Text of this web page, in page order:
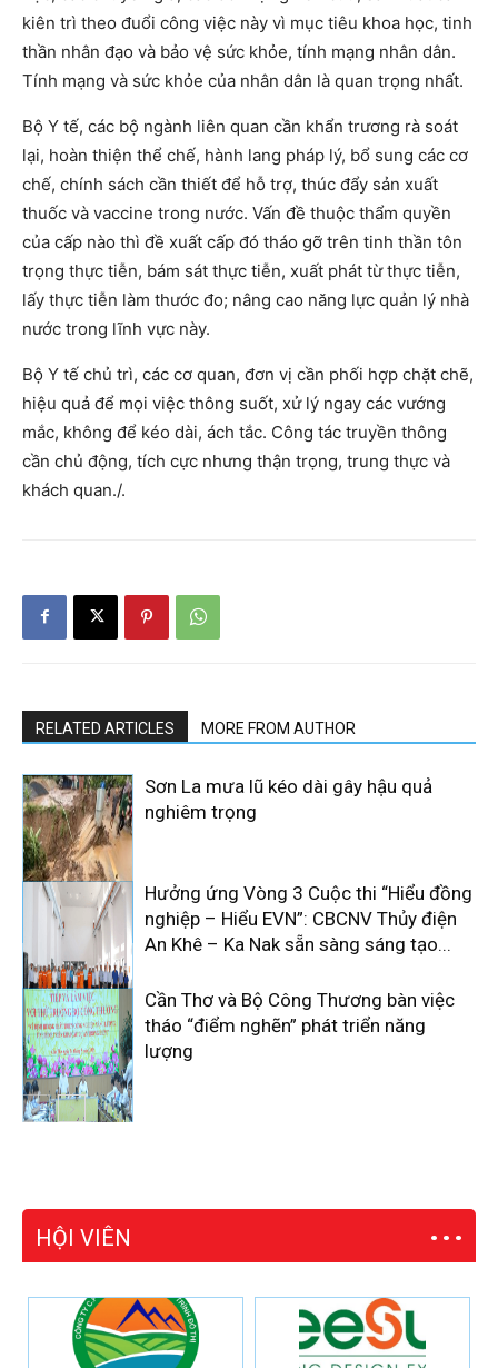
kiên trì theo đuổi công việc này vì mục tiêu khoa học, tinh
thần nhân đạo và bảo vệ sức khỏe, tính mạng nhân dân.
Tính mạng và sức khỏe của nhân dân là quan trọng nhất.
Bộ Y tế, các bộ ngành liên quan cần khẩn trương rà soát
lại, hoàn thiện thể chế, hành lang pháp lý, bổ sung các cơ
chế, chính sách cần thiết để hỗ trợ, thúc đẩy sản xuất
thuốc và vaccine trong nước. Vấn đề thuộc thẩm quyền
của cấp nào thì đề xuất cấp đó tháo gỡ trên tinh thần tôn
trọng thực tiễn, bám sát thực tiễn, xuất phát từ thực tiễn,
lấy thực tiễn làm thước đo; nâng cao năng lực quản lý nhà
nước trong lĩnh vực này.
Bộ Y tế chủ trì, các cơ quan, đơn vị cần phối hợp chặt chẽ,
hiệu quả để mọi việc thông suốt, xử lý ngay các vướng
mắc, không để kéo dài, ách tắc. Công tác truyền thông
cần chủ động, tích cực nhưng thận trọng, trung thực và
khách quan./.
RELATED ARTICLES MORE FROM AUTHOR
Sơn La mưa lũ kéo dài gây hậu quả
nghiêm trọng
Hưởng ứng Vòng 3 Cuộc thi “Hiểu đồng
nghiệp – Hiểu EVN”: CBCNV Thủy điện
An Khê – Ka Nak sẵn sàng sáng tạo...
Cần Thơ và Bộ Công Thương bàn việc
tháo “điểm nghẽn” phát triển năng
lượng
HỘI VIÊN